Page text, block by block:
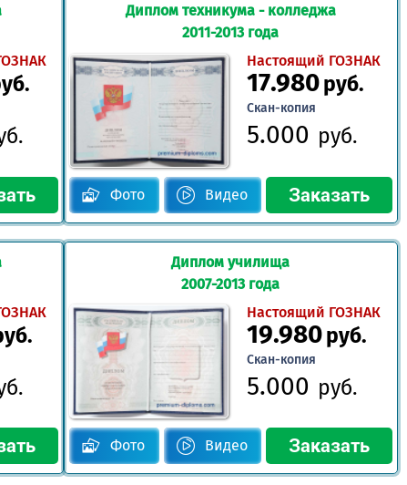
Диплом техникума - колледжа
2011-2013 года
Настоящий ГОЗНАК
17.980руб.
Скан-копия
5.000 руб.
Фото Видео
Диплом училища
2007-2013 года
Настоящий ГОЗНАК
19.980руб.
Скан-копия
5.000 руб.
Фото Видео